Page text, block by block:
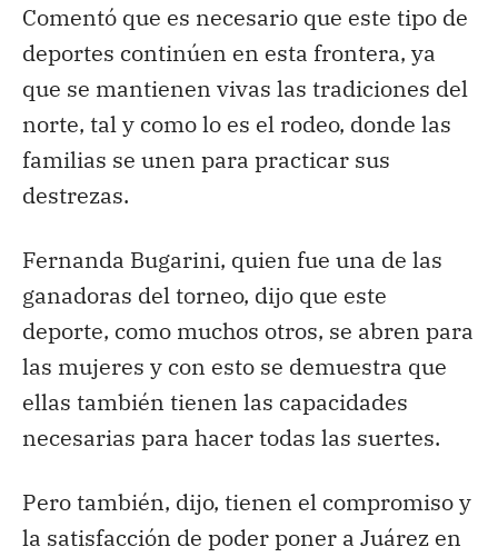
Comentó que es necesario que este tipo de
deportes continúen en esta frontera, ya
que se mantienen vivas las tradiciones del
norte, tal y como lo es el rodeo, donde las
familias se unen para practicar sus
destrezas.
Fernanda Bugarini, quien fue una de las
ganadoras del torneo, dijo que este
deporte, como muchos otros, se abren para
las mujeres y con esto se demuestra que
ellas también tienen las capacidades
necesarias para hacer todas las suertes.
Pero también, dijo, tienen el compromiso y
la satisfacción de poder poner a Juárez en